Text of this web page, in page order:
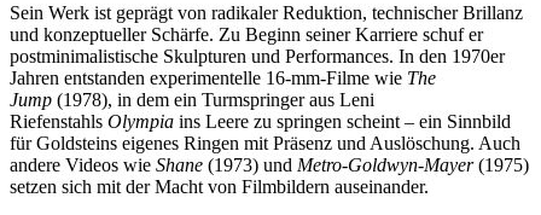
Sein Werk ist geprägt von radikaler Reduktion, technischer Brillanz
und konzeptueller Schärfe. Zu Beginn seiner Karriere schuf er
postminimalistische Skulpturen und Performances. In den 1970er
Jahren entstanden experimentelle 16-mm-Filme wie The
Jump (1978), in dem ein Turmspringer aus Leni
Riefenstahls Olympia ins Leere zu springen scheint – ein Sinnbild
für Goldsteins eigenes Ringen mit Präsenz und Auslöschung. Auch
andere Videos wie Shane (1973) und Metro-Goldwyn-Mayer(1975)
setzen sich mit der Macht von Filmbildern auseinander.